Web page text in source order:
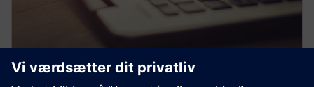
Udvid din viden